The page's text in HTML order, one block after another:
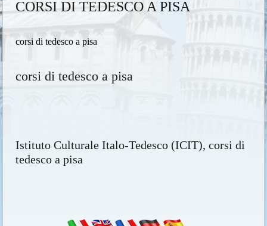
CORSI DI TEDESCO A PISA
corsi di tedesco a pisa
corsi di tedesco a pisa
Istituto Culturale Italo-Tedesco (ICIT), corsi di
tedesco a pisa